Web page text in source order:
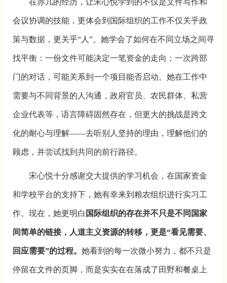
会议协调的技能，更体会到国际组织的工作不仅关乎政
策与数据，更关乎“人”。她学会了如何在不同立场之间寻
找平衡：一份文件可能决定一笔资金的走向；一次跨部
门的对话，可能关系到一个项目能否启动。她在工作中
需要与不同背景的人沟通，政府官员、农民群体、私营
企业代表等，语言障碍固然存在，但更大的挑战是跨文
化的耐心与理解——去听别人坚持的理由，理解他们的
顾虑，并尝试找到共同的前行路径。
宋心悦十分感谢交大提供的学习机会，在国家资金
和学校平台的支持下，她有幸来到粮农组织进行实习工
作。现在，她更明白 国际组织的存在并不只是不同国家
间简单的链接，人道主义资源的转移，更是“看见需要、
回应需要”的过程。 她看到的每一次微小努力，都不只是
停留在文件的页脚，而是实实在在落成了田野和餐桌上